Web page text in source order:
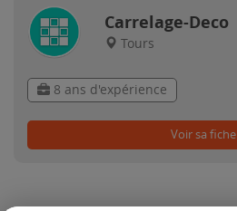
Carrelage-Deco
Tours
8 ans d'expérience
Voir sa fiche